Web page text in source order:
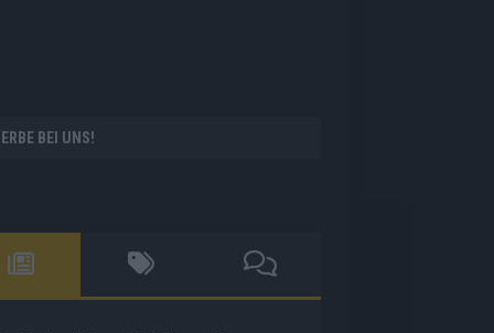
BEI UNS!